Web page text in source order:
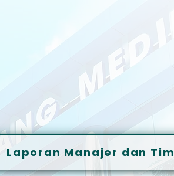
Laporan Manajer dan Tim